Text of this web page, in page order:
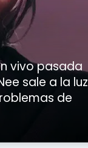
vivo pasada
sale a la luz
de